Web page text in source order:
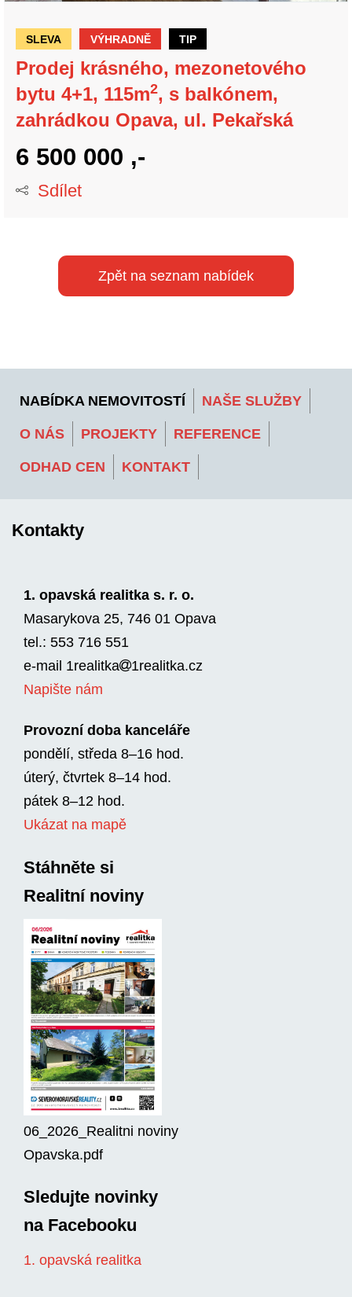
SLEVA VÝHRADNĚ TIP
Prodej krásného, mezonetového
bytu 4+1, 115m2, s balkónem,
zahrádkou Opava, ul. Pekařská
6 500 000 ,-
Sdílet
Zpět na seznam nabídek
NABÍDKA NEMOVITOSTÍ NAŠE SLUŽBY
O NÁS PROJEKTY REFERENCE
ODHAD CEN KONTAKT
Kontakty
1. opavská realitka s. r. o.
Masarykova 25, 746 01 Opava
tel.: 553 716 551
e-mail 1realitka
1rea­litka.cz
Napište nám
Provozní doba kanceláře
pondělí, středa 8–16 hod.
úterý, čtvrtek 8–14 hod.
pátek 8–12 hod.
Ukázat na mapě
Stáhněte si
Realitní noviny
06_2026_Realitni noviny
Opavska.pdf
Sledujte novinky
na Facebooku
1. opavská realitka